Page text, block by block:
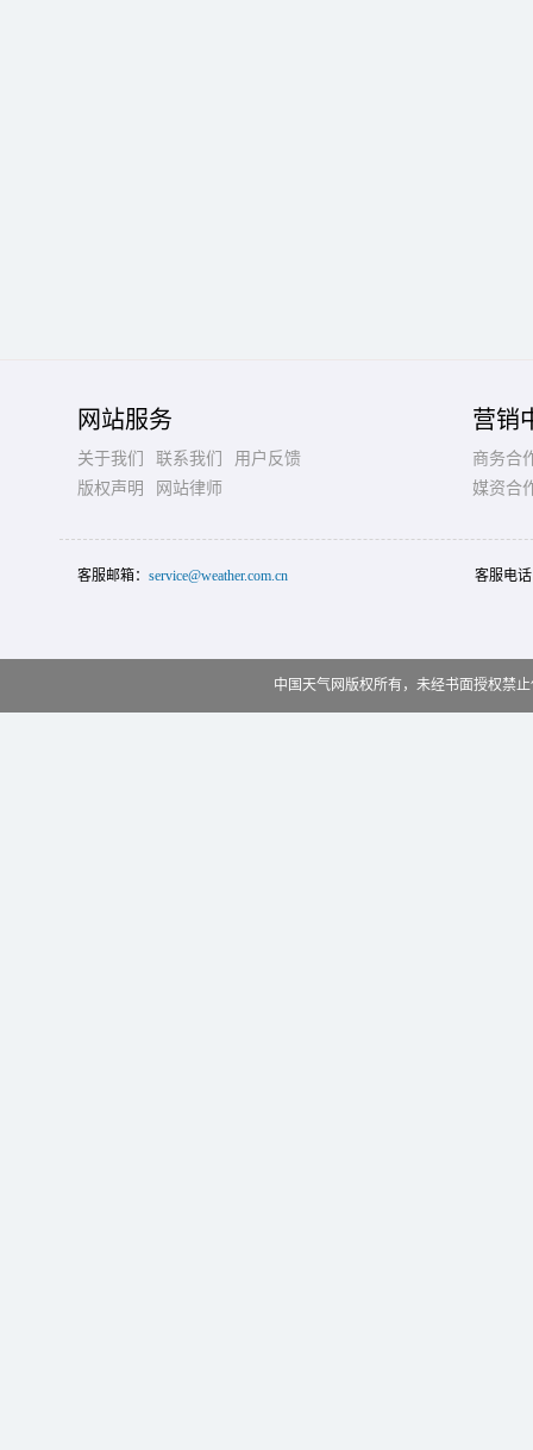
网站服务
关于我们 联系我们
用户反馈
版权声明
网站律师
营销
商务合
媒资合
客服邮箱： service@weather.com.cn 客服电
中国天气网版权所有，未经书面授权